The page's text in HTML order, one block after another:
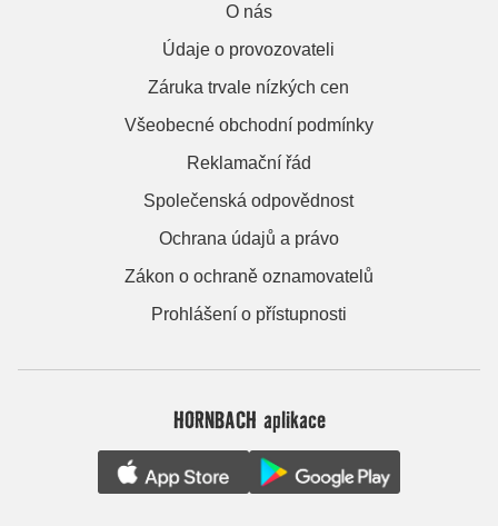
O nás
Údaje o provozovateli
Záruka trvale nízkých cen
Všeobecné obchodní podmínky
Reklamační řád
Společenská odpovědnost
Ochrana údajů a právo
Zákon o ochraně oznamovatelů
Prohlášení o přístupnosti
HORNBACH aplikace